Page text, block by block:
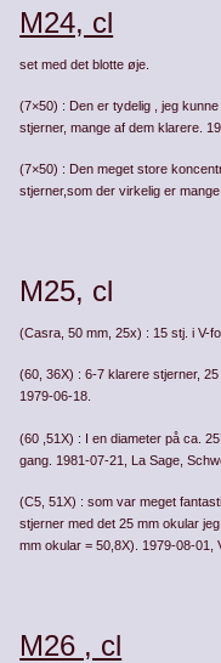
M24, cl
set med det blotte øje.
(7×50) : Den er tydelig , jeg
stjerner, mange af dem klarere.
(7×50) : Den meget store
stjerner,som der virkelig er
M25, cl
(Casra, 50 mm, 25x) : 15 stj. i V-
(60, 36X) : 6-7 klarere stjerner,
1979-06-18.
(60 ,51X) : I en diameter på ca.
gang. 1981-07-21, La Sage,
(C5, 51X) : som var meget
stjerner med det 25 mm okular
mm okular = 50,8X). 1979-08-01,
M26 , cl